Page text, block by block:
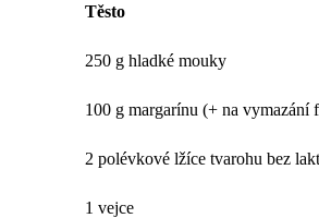
Těsto
250 g hladké mouky
100 g margarínu (+ na vymazání
2 polévkové lžíce tvarohu bez
1 vejce